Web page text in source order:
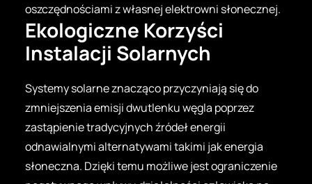
oszczędnościami z własnej elektrowni słonecznej.
Ekologiczne Korzyści
Instalacji Solarnych
Systemy solarne znacząco przyczyniają się do
zmniejszenia emisji dwutlenku węgla poprzez
zastąpienie tradycyjnych źródeł energii
odnawialnymi alternatywami takimi jak energia
słoneczna. Dzięki temu możliwe jest ograniczenie